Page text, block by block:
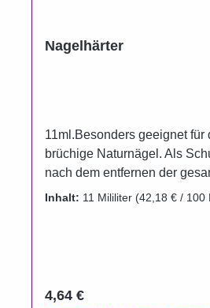
Nagelhärter
11ml.Besonders geeignet für
brüchige Naturnägel. Als
nach dem entfernen der
Gelmodellage!
Inhalt: 11 Mililiter (42,18 € / 100
Regulärer Preis:
4,64 €